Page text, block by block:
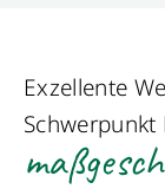
Exzellente